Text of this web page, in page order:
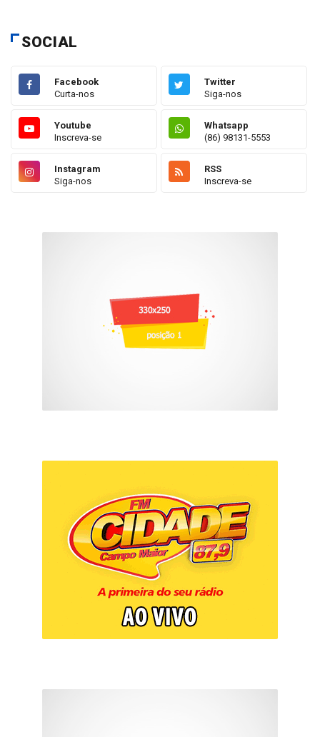
SOCIAL
Facebook
Curta-nos
Twitter
Siga-nos
Youtube
Inscreva-se
Whatsapp
(86) 98131-5553
Instagram
Siga-nos
RSS
Inscreva-se